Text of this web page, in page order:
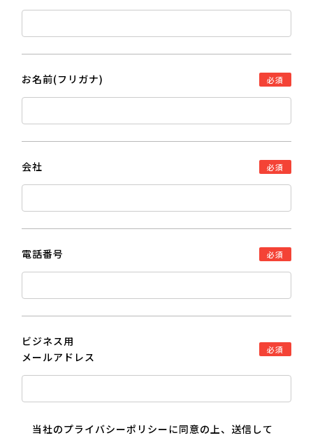
お名前(フリガナ) 必須
会社 必須
電話番号 必須
ビジネス用
メールアドレス
必須
当社のプライバシーポリシーに同意の上、送信して